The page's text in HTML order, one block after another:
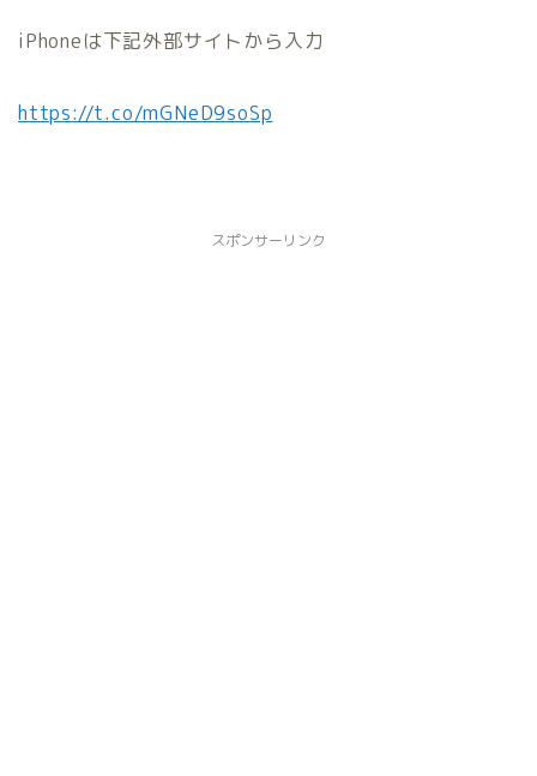
iPhoneは下記外部サイトから入力
https://t.co/mGNeD9soSp
スポンサーリンク